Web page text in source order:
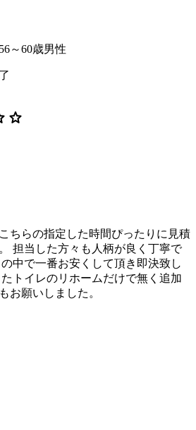
56～60歳男性
star
ちらの指定した時間ぴったりに見積
担当した方々も人柄が良く丁寧で
中で一番お安くして頂き即決致し
トイレのリホームだけで無く追加
お願いしました。